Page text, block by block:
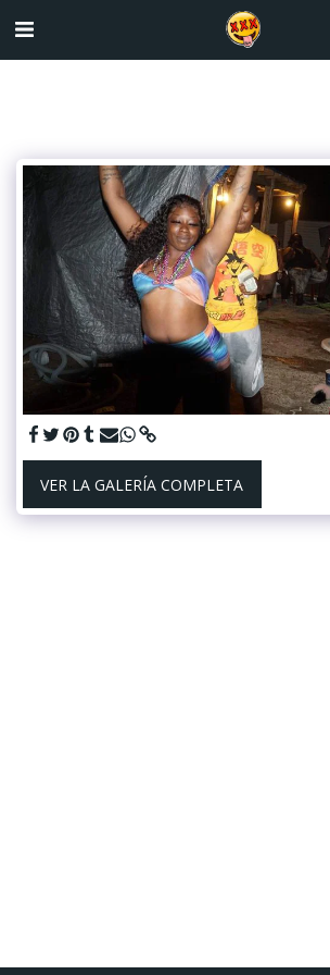
VER LA GALERÍA COMPLETA